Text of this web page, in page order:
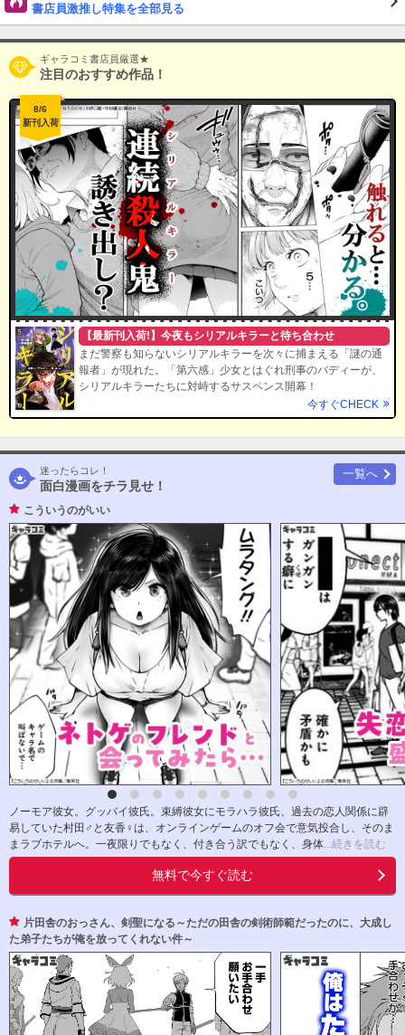
書店員激推し特集を全部見る
ギャラコミ書店員厳選★
注目のおすすめ作品！
8/6
新刊入荷
【最新刊入荷!】今夜もシリアルキラーと待ち合わせ
まだ警察も知らないシリアルキラーを次々に捕まえる「謎の通
報者」が現れた。「第六感」少女とはぐれ刑事のバディーが、
シリアルキラーたちに対峙するサスペンス開幕！
今すぐCHECK
迷ったらコレ！
面白漫画をチラ見せ！
一覧へ
こういうのがいい
ノーモア彼女。グッバイ彼氏。束縛彼女にモラハラ彼氏、過去の恋人関係に辟
易していた村田♂と友香♀は、オンラインゲームのオフ会で意気投合し、そのま
まラブホテルへ。一夜限りでもなく、付き合う訳でもなく、身体...続きを読む
無料で今すぐ読む
片田舎のおっさん、剣聖になる～ただの田舎の剣術師範だったのに、大成し
た弟子たちが俺を放ってくれない件～